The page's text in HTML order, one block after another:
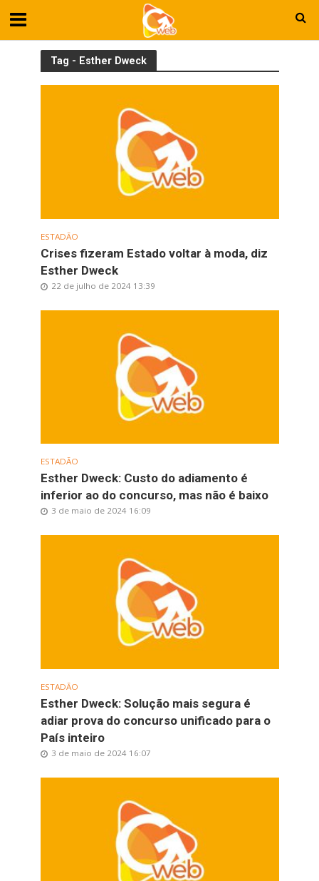
Tag - Esther Dweck
ESTADÃO
Crises fizeram Estado voltar à moda, diz
Esther Dweck
22 de julho de 2024 13:39
ESTADÃO
Esther Dweck: Custo do adiamento é
inferior ao do concurso, mas não é baixo
3 de maio de 2024 16:09
ESTADÃO
Esther Dweck: Solução mais segura é
adiar prova do concurso unificado para o
País inteiro
3 de maio de 2024 16:07